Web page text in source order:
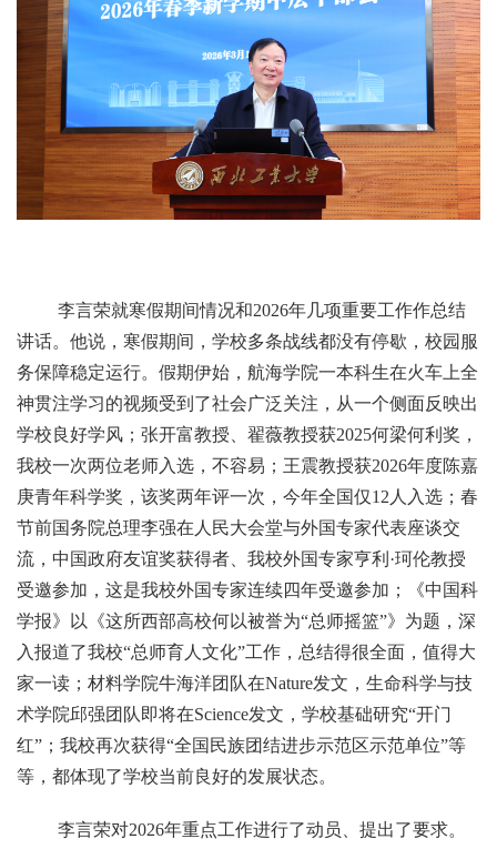
李言荣就寒假期间情况和2026年几项重要工作作总结
讲话。他说，寒假期间，学校多条战线都没有停歇，校园服
务保障稳定运行。假期伊始，航海学院一本科生在火车上全
神贯注学习的视频受到了社会广泛关注，从一个侧面反映出
学校良好学风；张开富教授、翟薇教授获2025何梁何利奖，
我校一次两位老师入选，不容易；王震教授获2026年度陈嘉
庚青年科学奖，该奖两年评一次，今年全国仅12人入选；春
节前国务院总理李强在人民大会堂与外国专家代表座谈交
流，中国政府友谊奖获得者、我校外国专家亨利·珂伦教授
受邀参加，这是我校外国专家连续四年受邀参加；《中国科
学报》以《这所西部高校何以被誉为“总师摇篮”》为题，深
入报道了我校“总师育人文化”工作，总结得很全面，值得大
家一读；材料学院牛海洋团队在Nature发文，生命科学与技
术学院邱强团队即将在Science发文，学校基础研究“开门
红”；我校再次获得“全国民族团结进步示范区示范单位”等
等，都体现了学校当前良好的发展状态。
李言荣对2026年重点工作进行了动员、提出了要求。